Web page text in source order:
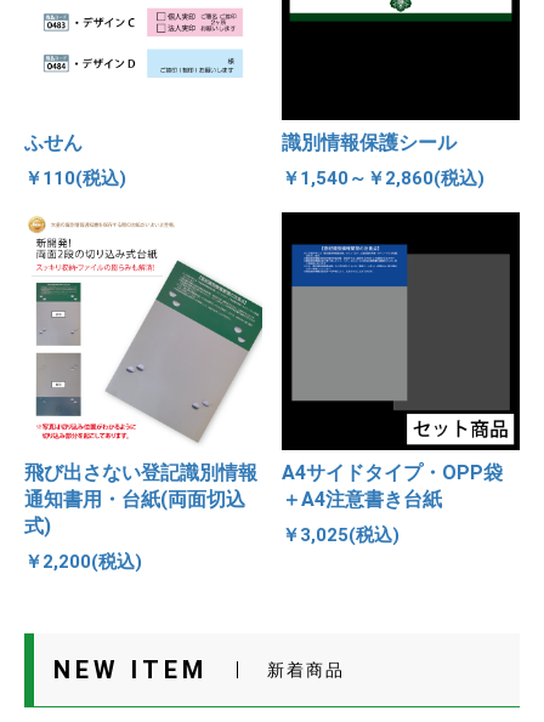
ふせん
￥110(税込)
識別情報保護シール
￥1,540～￥2,860(税込)
飛び出さない登記識別情報
通知書用・台紙(両面切込
式)
￥2,200(税込)
A4サイドタイプ・OPP袋
＋A4注意書き台紙
￥3,025(税込)
NEW ITEM 新着商品